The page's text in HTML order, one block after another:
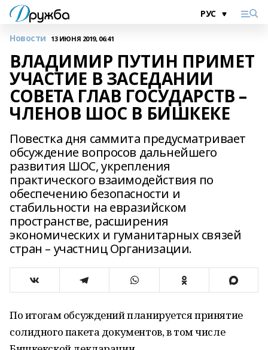
Новости 13 ИЮНЯ 2019, 06:41
ВЛАДИМИР ПУТИН ПРИМЕТ
УЧАСТИЕ В ЗАСЕДАНИИ
СОВЕТА ГЛАВ ГОСУДАРСТВ –
ЧЛЕНОВ ШОС В БИШКЕКЕ
Повестка дня саммита предусматривает
обсуждение вопросов дальнейшего
развития ШОС, укрепления
практического взаимодействия по
обеспечению безопасности и
стабильности на евразийском
пространстве, расширения
экономических и гуманитарных связей
стран – участниц Организации.
По итогам обсуждений планируется принятие
солидного пакета документов, в том числе